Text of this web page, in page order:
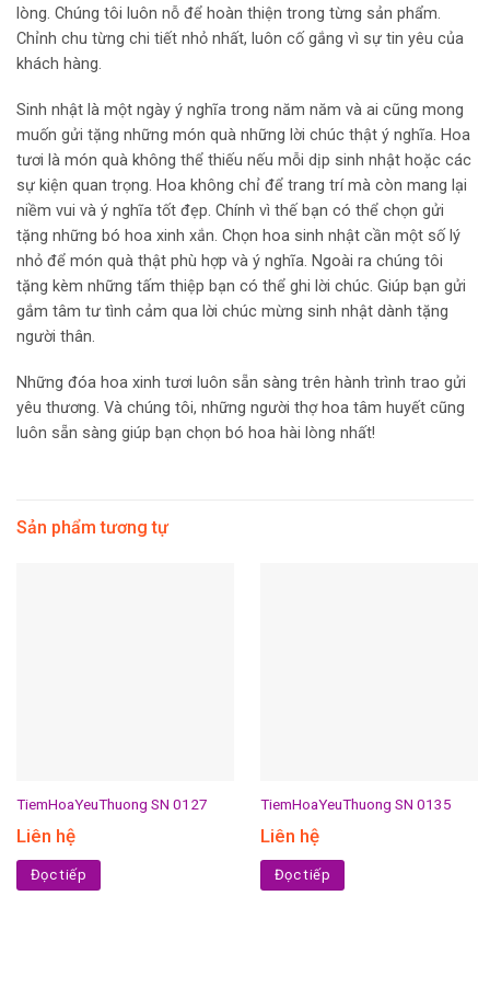
lòng. Chúng tôi luôn nỗ để hoàn thiện trong từng sản phẩm.
Chỉnh chu từng chi tiết nhỏ nhất, luôn cố gắng vì sự tin yêu của
khách hàng.
Sinh nhật là một ngày ý nghĩa trong năm năm và ai cũng mong
muốn gửi tặng những món quà những lời chúc thật ý nghĩa. Hoa
tươi là món quà không thể thiếu nếu mỗi dịp sinh nhật hoặc các
sự kiện quan trọng. Hoa không chỉ để trang trí mà còn mang lại
niềm vui và ý nghĩa tốt đẹp. Chính vì thế bạn có thể chọn gửi
tặng những bó hoa xinh xắn. Chọn hoa sinh nhật cần một số lý
nhỏ để món quà thật phù hợp và ý nghĩa. Ngoài ra chúng tôi
tặng kèm những tấm thiệp bạn có thể ghi lời chúc. Giúp bạn gửi
gắm tâm tư tình cảm qua lời chúc mừng sinh nhật dành tặng
người thân.
Những đóa hoa xinh tươi luôn sẵn sàng trên hành trình trao gửi
yêu thương. Và chúng tôi, những người thợ hoa tâm huyết cũng
luôn sẵn sàng giúp bạn chọn bó hoa hài lòng nhất!
Sản phẩm tương tự
TiemHoaYeuThuong SN 0127
Liên hệ
Đọc tiếp
TiemHoaYeuThuong SN 0135
Liên hệ
Đọc tiếp